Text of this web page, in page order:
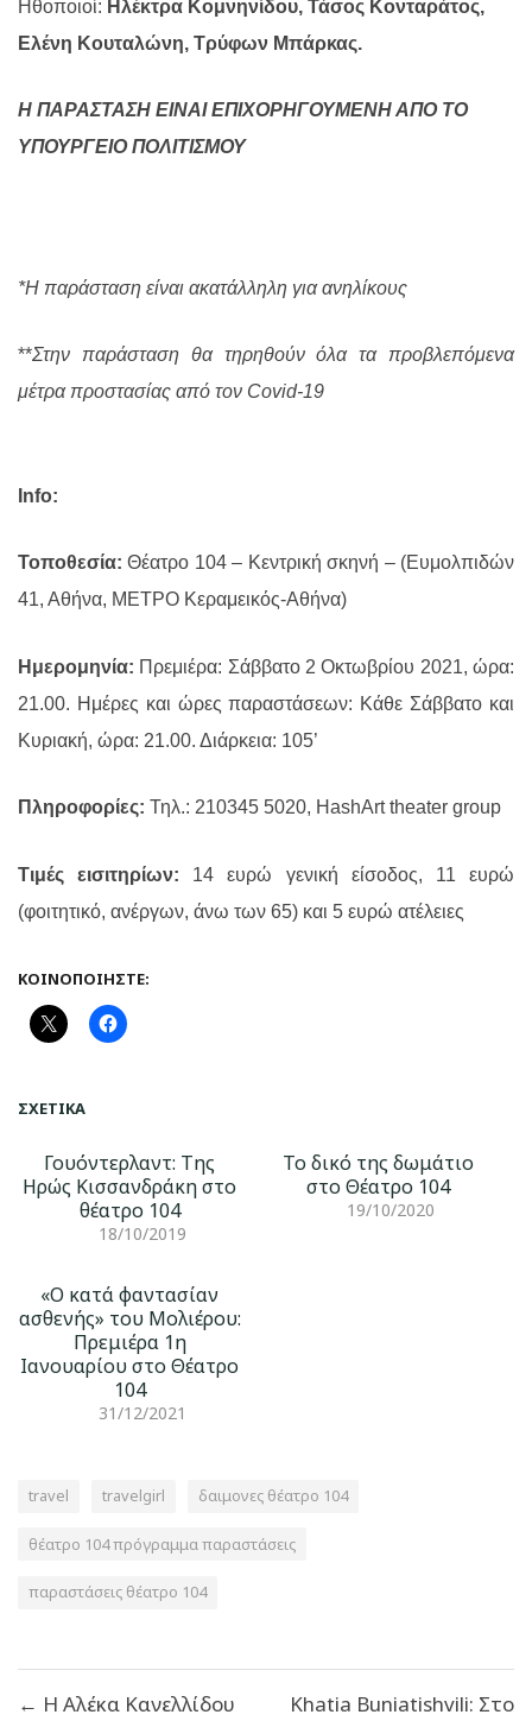
Ηθοποιοί: Ηλέκτρα Κομνηνίδου, Τάσος Κονταράτος,
Ελένη Κουταλώνη, Τρύφων Μπάρκας.
Η ΠΑΡΑΣΤΑΣΗ ΕΙΝΑΙ ΕΠΙΧΟΡΗΓΟΥΜΕΝΗ ΑΠΟ ΤΟ
ΥΠΟΥΡΓΕΙΟ ΠΟΛΙΤΙΣΜΟΥ
*Η παράσταση είναι ακατάλληλη για ανηλίκους
**Στην παράσταση θα τηρηθούν όλα τα προβλεπόμενα
μέτρα προστασίας από τον Covid-19
Info:
Τοποθεσία:Θέατρο 104 – Kεντρική σκηνή – (Ευμολπιδών
41, Αθήνα, ΜΕΤΡΟ Κεραμεικός-Αθήνα)
Ημερομηνία: Πρεμιέρα: Σάββατο 2 Οκτωβρίου 2021, ώρα:
21.00. Ημέρες και ώρες παραστάσεων: Κάθε Σάββατο και
Κυριακή, ώρα: 21.00. Διάρκεια: 105’
Πληροφορίες: Τηλ.: 210345 5020, HashArt theater group
Τιμές εισιτηρίων: 14 ευρώ γενική είσοδος, 11 ευρώ
(φοιτητικό, ανέργων, άνω των 65) και 5 ευρώ ατέλειες
ΚΟΙΝΟΠΟΙΉΣΤΕ:
ΣΧΕΤΙΚΆ
Γουόντερλαντ: Της
Ηρώς Κισσανδράκη στο
θέατρο 104
18/10/2019
Το δικό της δωμάτιο
στο Θέατρο 104
19/10/2020
«Ο κατά φαντασίαν
ασθενής» του Μολιέρου:
Πρεμιέρα 1η
Ιανουαρίου στο Θέατρο
104
31/12/2021
travel travelgirl δαιμονες θέατρο 104
θέατρο 104 πρόγραμμα παραστάσεις
παραστάσεις θέατρο 104
← H Αλέκα Κανελλίδου
Khatia Buniatishvili: Στο